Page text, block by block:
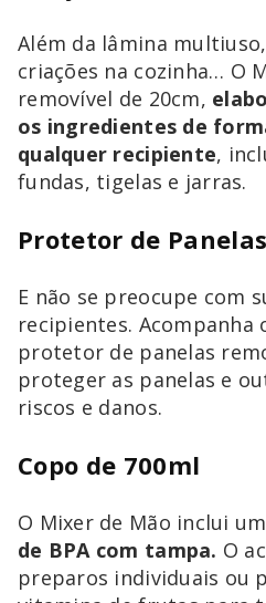
Além da lâmina
criações na cozinha… O
removível de 20cm,
os ingredientes de
qualquer recipiente,
fundas, tigelas e jarras.
Protetor de Panelas
E não se preocupe com
recipientes. Acompanha
protetor de panelas
proteger as panelas e
riscos e danos.
Copo de 700ml
O Mixer de Mão inclui um
de BPA com tampa. O
preparos individuais ou